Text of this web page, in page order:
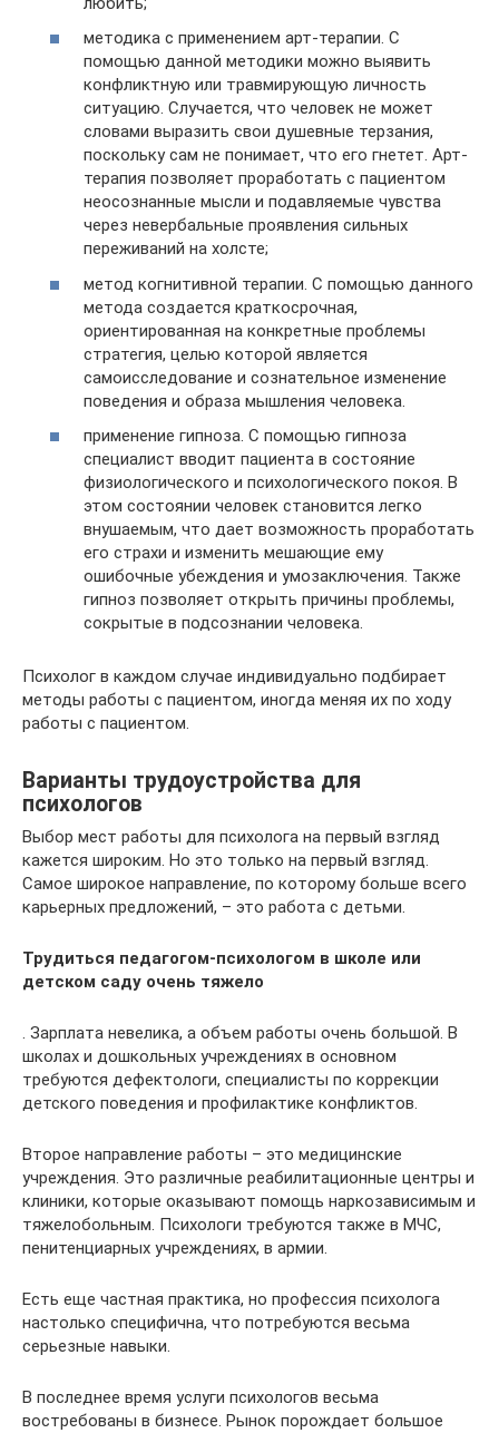
методика с применением арт-терапии. С
помощью данной методики можно выявить
конфликтную или травмирующую личность
ситуацию. Случается, что человек не может
словами выразить свои душевные терзания,
поскольку сам не понимает, что его гнетет. Арт-
терапия позволяет проработать с пациентом
неосознанные мысли и подавляемые чувства
через невербальные проявления сильных
переживаний на холсте;
метод когнитивной терапии. С помощью данного
метода создается краткосрочная,
ориентированная на конкретные проблемы
стратегия, целью которой является
самоисследование и сознательное изменение
поведения и образа мышления человека.
применение гипноза. С помощью гипноза
специалист вводит пациента в состояние
физиологического и психологического покоя. В
этом состоянии человек становится легко
внушаемым, что дает возможность проработать
его страхи и изменить мешающие ему
ошибочные убеждения и умозаключения. Также
гипноз позволяет открыть причины проблемы,
сокрытые в подсознании человека.
Психолог в каждом случае индивидуально подбирает
методы работы с пациентом, иногда меняя их по ходу
работы с пациентом.
Варианты трудоустройства для
психологов
Выбор мест работы для психолога на первый взгляд
кажется широким. Но это только на первый взгляд.
Самое широкое направление, по которому больше всего
карьерных предложений, – это работа с детьми.
Трудиться педагогом-психологом в школе или
детском саду очень тяжело
. Зарплата невелика, а объем работы очень большой. В
школах и дошкольных учреждениях в основном
требуются дефектологи, специалисты по коррекции
детского поведения и профилактике конфликтов.
Второе направление работы – это медицинские
учреждения. Это различные реабилитационные центры и
клиники, которые оказывают помощь наркозависимым и
тяжелобольным. Психологи требуются также в МЧС,
пенитенциарных учреждениях, в армии.
Есть еще частная практика, но профессия психолога
настолько специфична, что потребуются весьма
серьезные навыки.
В последнее время услуги психологов весьма
востребованы в бизнесе. Рынок порождает большое